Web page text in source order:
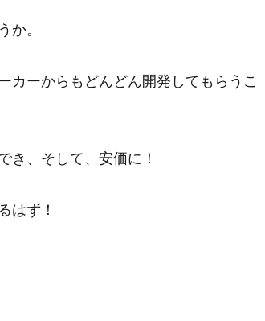
か。
カーからもどんどん開発してもらうこ
き、そして、安価に！
はず！